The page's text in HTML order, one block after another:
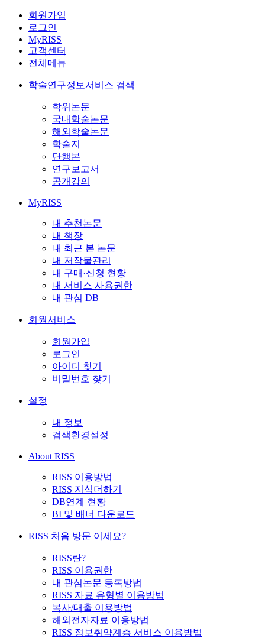
회원가입
로그인
MyRISS
고객센터
전체메뉴
학술연구정보서비스 검색
학위논문
국내학술논문
해외학술논문
학술지
단행본
연구보고서
공개강의
MyRISS
내 추천논문
내 책장
내 최근 본 논문
내 저작물관리
내 구매·신청 현황
내 서비스 사용권한
내 관심 DB
회원서비스
회원가입
로그인
아이디 찾기
비밀번호 찾기
설정
내 정보
검색환경설정
About RISS
RISS 이용방법
RISS 지식더하기
DB연계 현황
BI 및 배너 다운로드
RISS 처음 방문 이세요?
RISS란?
RISS 이용권한
내 관심논문 등록방법
RISS 자료 유형별 이용방법
복사/대출 이용방법
해외전자자료 이용방법
RISS 정보취약계층 서비스 이용방법